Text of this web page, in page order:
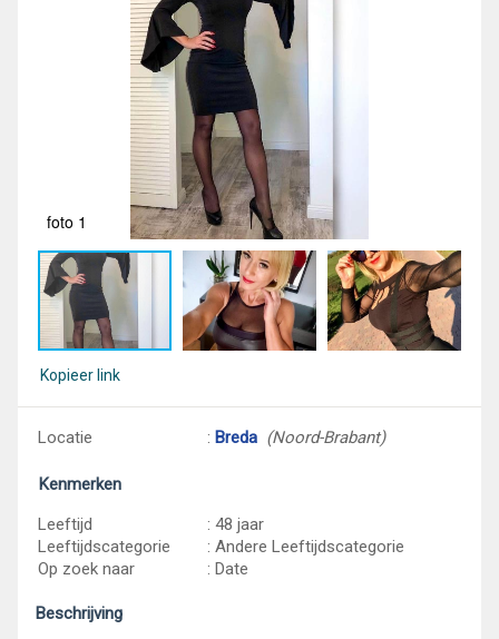
foto 1
Kopieer link
Locatie : Breda (Noord-Brabant)
Kenmerken
Leeftijd
: 48 jaar
Leeftijdscategorie
: Andere Leeftijdscategorie
Op zoek naar
: Date
Beschrijving